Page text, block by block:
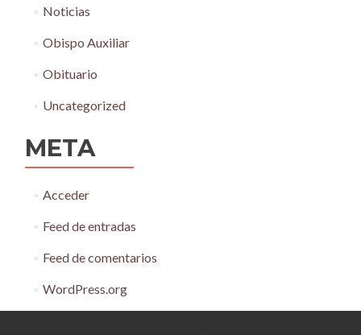
Noticias
Obispo Auxiliar
Obituario
Uncategorized
META
Acceder
Feed de entradas
Feed de comentarios
WordPress.org